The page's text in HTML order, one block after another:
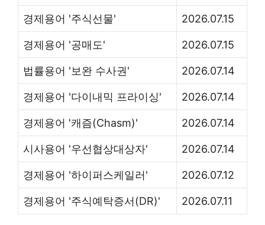
경제용어 '주식선물' 2026.07.15
경제용어 '공매도' 2026.07.15
법률용어 '보완 수사권' 2026.07.14
경제용어 '다이내믹 프라이싱' 2026.07.14
경제용어 '캐즘(Chasm)' 2026.07.14
시사용어 '우선협상대상자' 2026.07.14
경제용어 '하이퍼스케일러' 2026.07.12
경제용어 '주식예탁증서(DR)' 2026.07.11